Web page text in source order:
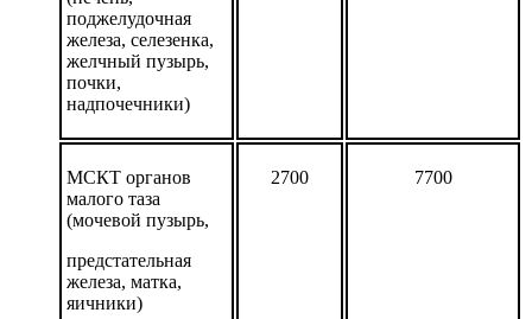
поджелудочная
железа, селезенка,
желчный пузырь,
почки,
надпочечники)
МСКТ органов
малого таза
(мочевой пузырь,
предстательная
железа, матка,
яичники)
2700 7700